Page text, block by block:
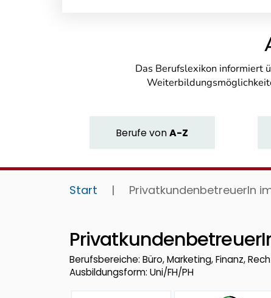
Das Berufslexikon informiert
BerufevonA-Z
Start | PrivatkundenbetreuerIn
Berufsbereiche: Büro, Marketing, Finanz,
Ausbildungsform: Uni/FH/PH